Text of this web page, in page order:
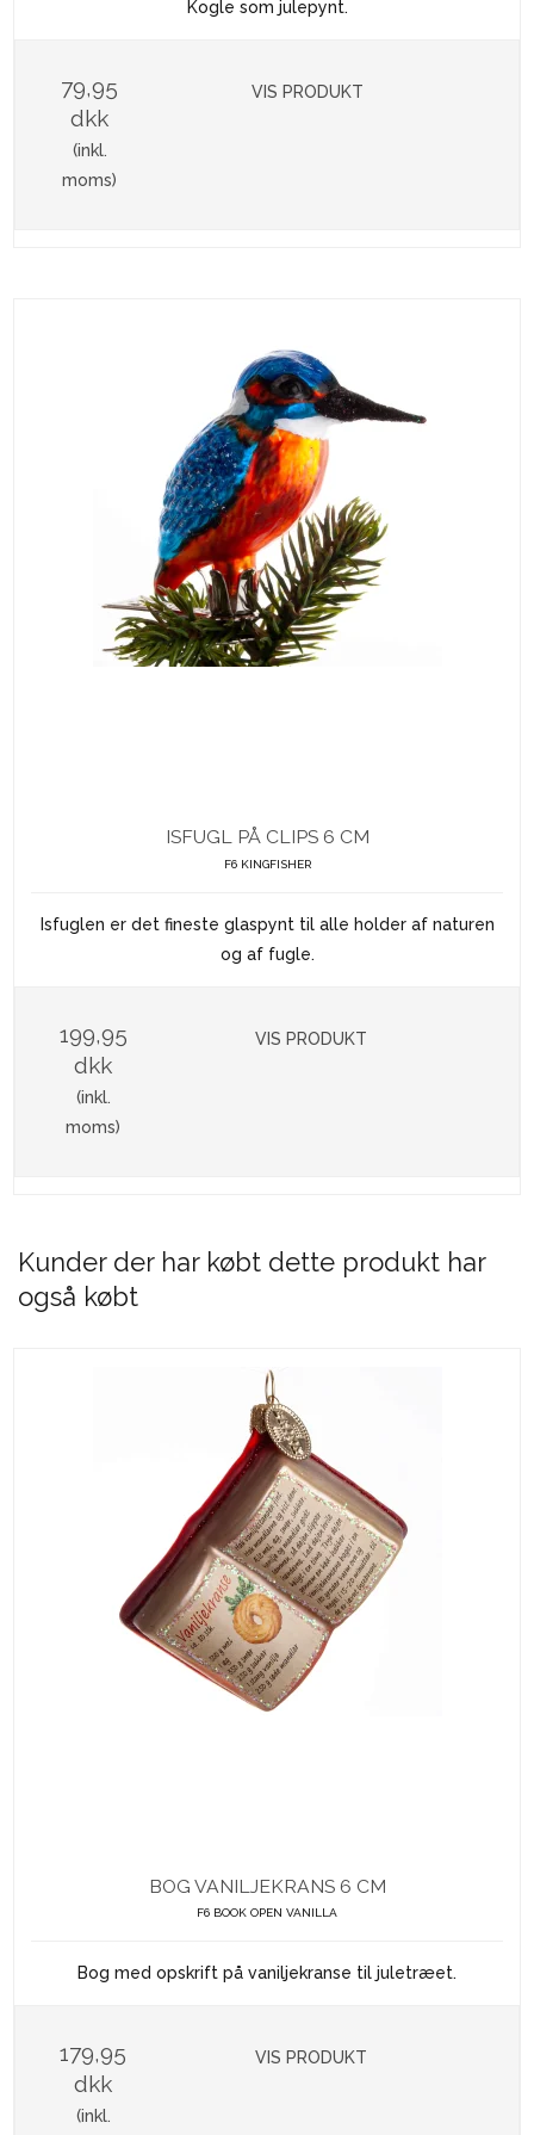
Kogle som julepynt.
79,95
dkk
(inkl.
moms)
VIS PRODUKT
ISFUGL PÅ CLIPS 6 CM
F6 KINGFISHER
Isfuglen er det fineste glaspynt til alle holder af naturen
og af fugle.
199,95
dkk
(inkl.
moms)
VIS PRODUKT
Kunder der har købt dette produkt har
også købt
BOG VANILJEKRANS 6 CM
F6 BOOK OPEN VANILLA
Bog med opskrift på vaniljekranse til juletræet.
179,95
dkk
(inkl.
VIS PRODUKT